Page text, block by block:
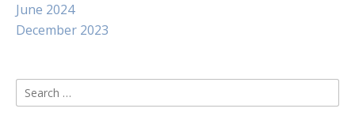
June 2024
December 2023
Search
for: